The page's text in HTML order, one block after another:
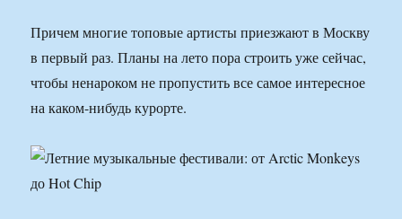
Причем многие топовые артисты приезжают в Москву
в первый раз. Планы на лето пора строить уже сейчас,
чтобы ненароком не пропустить все самое интересное
на каком-нибудь курорте.